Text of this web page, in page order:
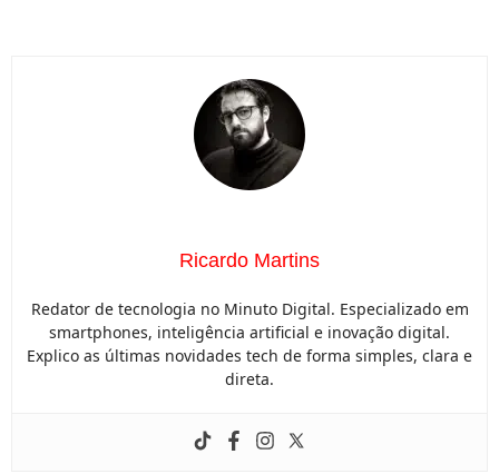
Ricardo Martins
Redator de tecnologia no Minuto Digital. Especializado em
smartphones, inteligência artificial e inovação digital.
Explico as últimas novidades tech de forma simples, clara e
direta.